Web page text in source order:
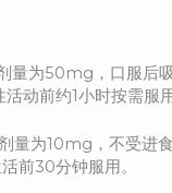
量为50mg，口服后
动前约1小时按需服用
量为10mg，不受进
前30分钟服用。